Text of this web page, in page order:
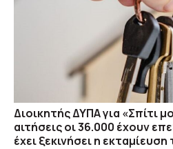
Διοικητής ΔΥΠΑ για «Σπίτι
αιτήσεις οι 36.000 έχουν
έχει ξεκινήσει η